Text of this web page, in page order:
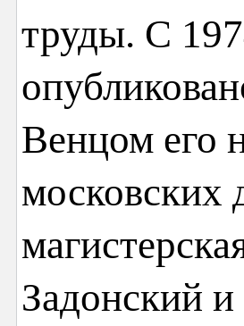
труды. С
Венцом его
московских
Задонский